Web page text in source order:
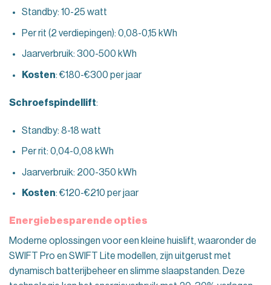
Standby: 10-25 watt
Per rit (2 verdiepingen): 0,08-0,15 kWh
Jaarverbruik: 300-500 kWh
Kosten: €180-€300 per jaar
Schroefspindellift:
Standby: 8-18 watt
Per rit: 0,04-0,08 kWh
Jaarverbruik: 200-350 kWh
Kosten: €120-€210 per jaar
Energiebesparende opties
Moderne oplossingen voor een kleine huislift, waaronder de
SWIFT Pro en SWIFT Lite modellen, zijn uitgerust met
dynamisch batterijbeheer en slimme slaapstanden. Deze